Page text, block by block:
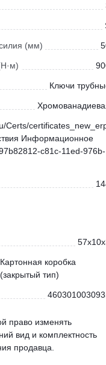
(мм)
Ключи
Certs/
Информационное
c81c-11ed-976b-
Картонная коробка
(закрытый тип)
право изменять
вид и комплектность
продавца.